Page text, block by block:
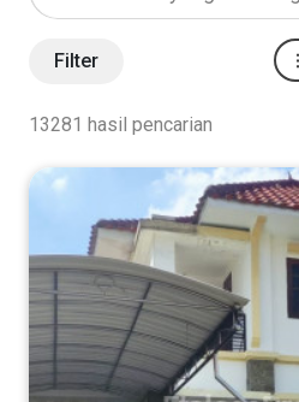
Kategori
Rumah
Apartment
Filter
13281 hasil pencarian